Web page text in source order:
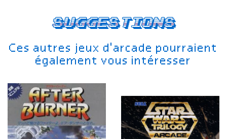
Suggestions
Ces autres jeux d'arcade pourraient
également vous intéresser